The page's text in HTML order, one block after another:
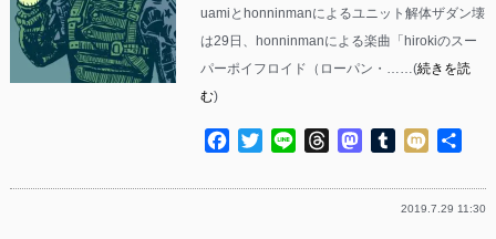
uamiとhonninmanによるユニット解体ザダン壊
は29日、honninmanによる楽曲「hirokiのスー
パーポイフロイド（ローパン・……(続きを読
む)
Facebook
TwitterLine ThreadsMastodon
Tumblr
Mixi
2019.7.29 11:30